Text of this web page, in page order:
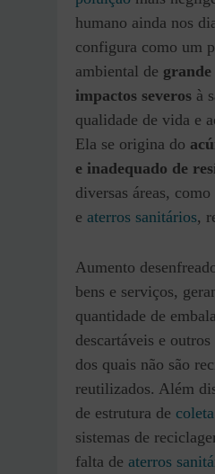
humano ainda nos
configura como um
ambiental de grande
impactos severos à
qualidade de vida e
Ela se origina do
e inadequado de
diversas áreas,
e aterros sanitários,
Aumento
bens e serviços,
quantidade de
descartáveis e
dos quais não são
reutilizados. Além
de estrutura de
sistemas de
falta de aterros